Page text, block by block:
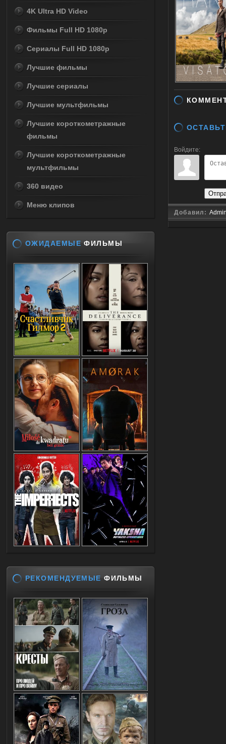
Войдите:
Добавил:
4K Ultra HD Video
Фильмы Full HD 1080p
Сериалы Full HD 1080p
Лучшие фильмы
Лучшие сериалы
Лучшие мультфильмы
Лучшие короткометражные
фильмы
Лучшие короткометражные
мультфильмы
360 видео
Меню клипов
ОЖИДАЕМЫЕ ФИЛЬМЫ
РЕКОМЕНДУЕМЫЕ ФИЛЬМЫ